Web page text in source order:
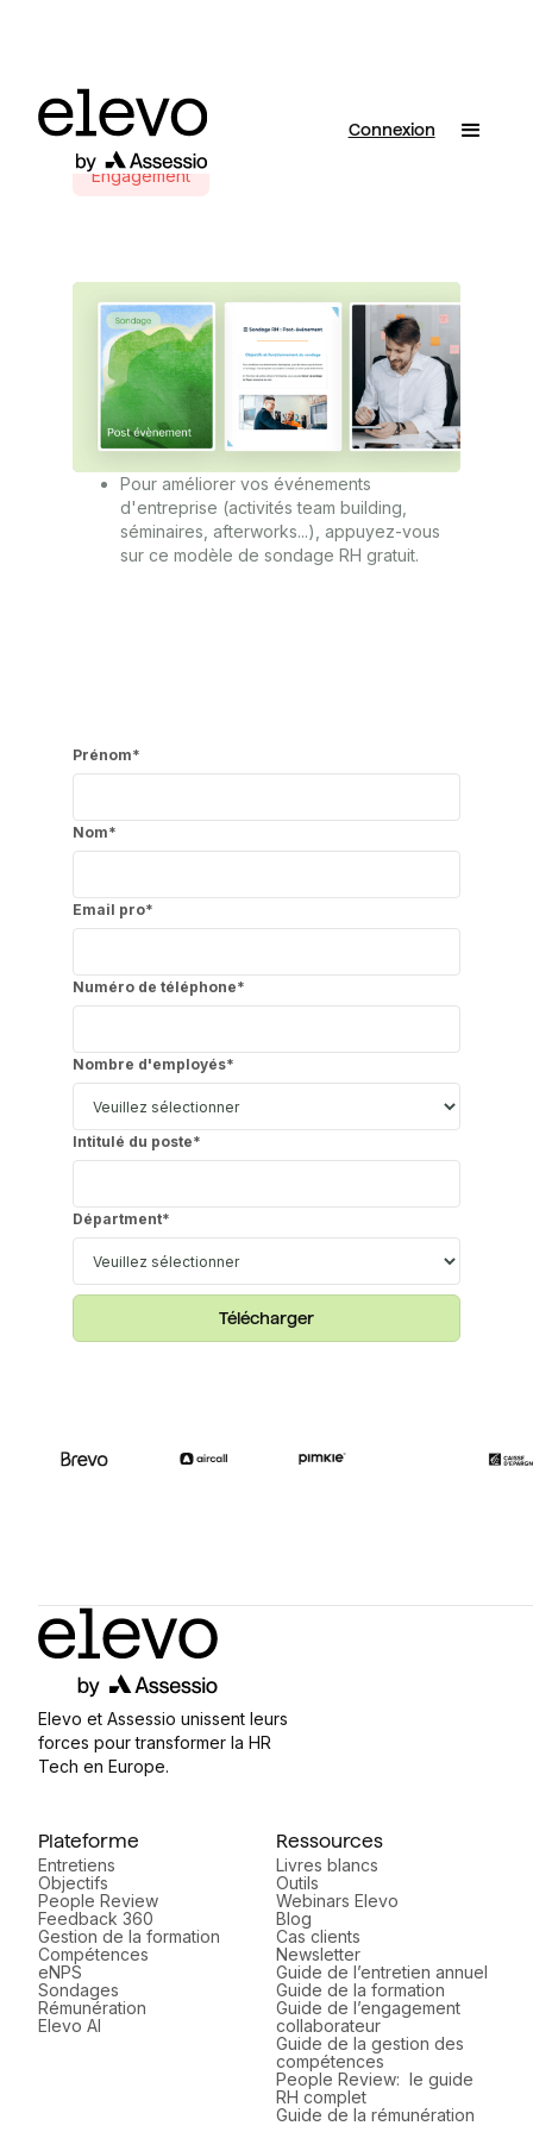
Connexion
Engagement
Pour améliorer vos événements
d'entreprise (activités team building,
séminaires, afterworks...), appuyez-vous
sur ce modèle de sondage RH gratuit.
Prénom*
Nom*
Email pro*
Numéro de téléphone*
Nombre d'employés*
Intitulé du poste*
Départment*
Elevo et Assessio unissent leurs
forces pour transformer la HR
Tech en Europe.
Plateforme
Entretiens
Objectifs
People Review
Feedback 360
Gestion de la formation
Compétences
eNPS
Sondages
Rémunération
Elevo AI
Ressources
Livres blancs
Outils
Webinars Elevo
Blog
Cas clients
Newsletter
Guide de l’entretien annuel
Guide de la formation
Guide de l’engagement
collaborateur
Guide de la gestion des
compétences
People Review: le guide
RH complet
Guide de la rémunération